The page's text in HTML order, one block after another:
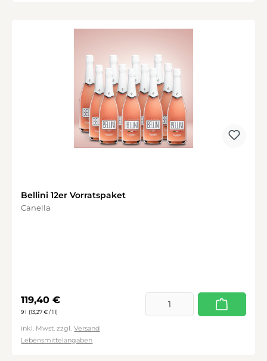
Bellini 12er Vorratspaket
Canella
Regulärer Preis:
119,40 €
9 l (13,27 € / 1 l)
inkl. Mwst. zzgl. Versand
Lebensmittelangaben